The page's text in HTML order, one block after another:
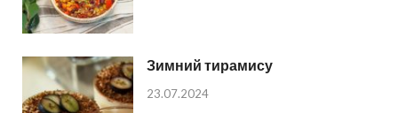
Зимний тирамису
23.07.2024